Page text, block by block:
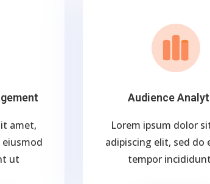
amet,
ut
Audience
Lorem ipsum dolor
adipiscing elit, sed do
tempor